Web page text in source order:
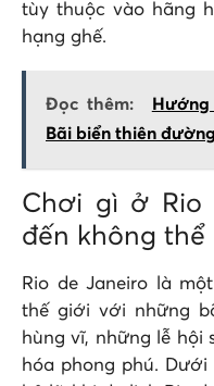
tùy thuộc vào hãng
hạng ghế.
Đọc thêm:
Bãi biển thiên
Chơi gì ở Rio
đến không thể
Rio de Janeiro là
thế giới với những
hùng vĩ, những lễ hội
hóa phong phú.